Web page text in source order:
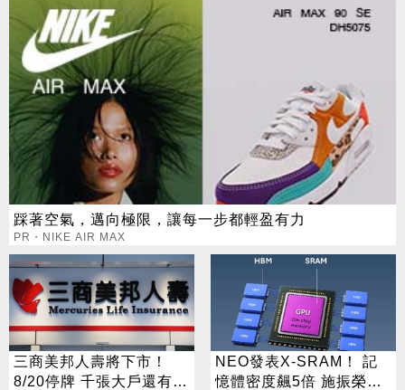
踩著空氣，邁向極限，讓每一步都輕盈有力
PR・NIKE AIR MAX
三商美邦人壽將下市！
8/20停牌 千張大戶還有
NEO發表X-SRAM！ 記
憶體密度飆5倍 施振榮：